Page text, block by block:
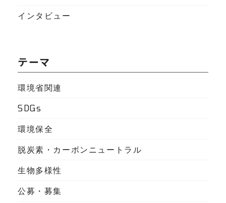
インタビュー
テーマ
環境省関連
SDGs
環境保全
脱炭素・カーボンニュートラル
生物多様性
公募・募集